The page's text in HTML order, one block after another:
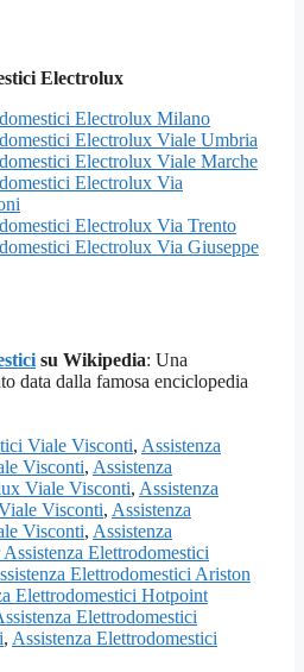
Electrolux
Electrolux Milano
Electrolux Viale Umbria
Electrolux Viale Marche
Electrolux Via
Electrolux Via Trento
Electrolux Via Giuseppe
su Wikipedia: Una
data dalla famosa enciclopedia
Viale Visconti, Assistenza
Visconti, Assistenza
Viale Visconti, Assistenza
Visconti, Assistenza
Visconti, Assistenza
Elettrodomestici
Elettrodomestici Ariston
Elettrodomestici Hotpoint
Elettrodomestici
, Assistenza Elettrodomestici